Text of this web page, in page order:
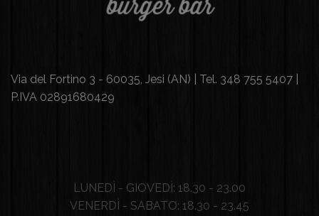
Via del Fortino 3 - 60035, Jesi (AN) | Tel. 348 755 5407 |
P.IVA 02891680429
LUNEDÌ - GIOVEDÌ: 18.30 - 23.00
VENERDÌ - SABATO: 18.30 - 23.45